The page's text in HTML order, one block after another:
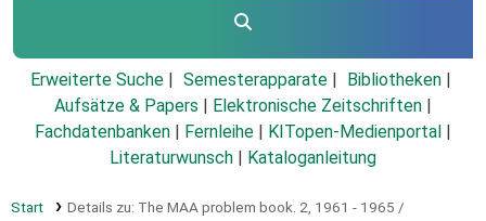
Erweiterte Suche Semesterapparate
Bibliotheken
Aufsätze & Papers
Elektronische Zeitschriften
Fachdatenbanken
Fernleihe KITopen-Medienportal
Literaturwunsch
Kataloganleitung
Start Details zu: The MAA problem book. 2, 1961 - 1965 /